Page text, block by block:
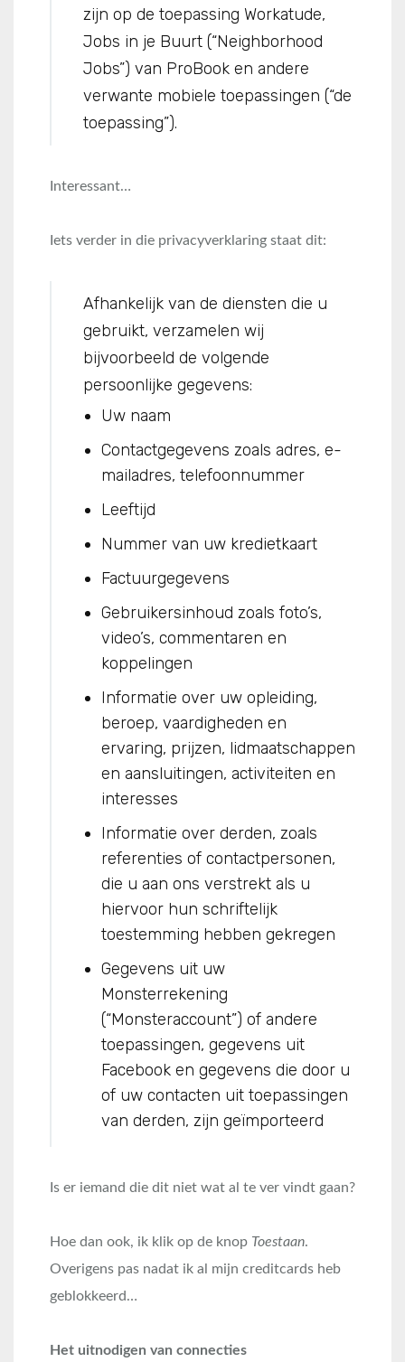
zijn op de toepassing Workatude,
Jobs in je Buurt (“Neighborhood
Jobs”) van ProBook en andere
verwante mobiele toepassingen (“de
toepassing”).
Interessant…
Iets verder in die privacyverklaring staat dit:
Afhankelijk van de diensten die u
gebruikt, verzamelen wij
bijvoorbeeld de volgende
persoonlijke gegevens:
Uw naam
Contactgegevens zoals adres, e-
mailadres, telefoonnummer
Leeftijd
Nummer van uw kredietkaart
Factuurgegevens
Gebruikersinhoud zoals foto’s,
video’s, commentaren en
koppelingen
Informatie over uw opleiding,
beroep, vaardigheden en
ervaring, prijzen, lidmaatschappen
en aansluitingen, activiteiten en
interesses
Informatie over derden, zoals
referenties of contactpersonen,
die u aan ons verstrekt als u
hiervoor hun schriftelijk
toestemming hebben gekregen
Gegevens uit uw
Monsterrekening
(“Monsteraccount”) of andere
toepassingen, gegevens uit
Facebook en gegevens die door u
of uw contacten uit toepassingen
van derden, zijn geïmporteerd
Is er iemand die dit niet wat al te ver vindt gaan?
Hoe dan ook, ik klik op de knop Toestaan.
Overigens pas nadat ik al mijn creditcards heb
geblokkeerd…
Het uitnodigen van connecties